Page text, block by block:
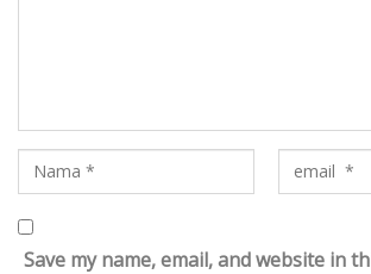
Save my name, email, and website in